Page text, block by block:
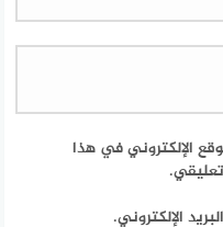
الإلكتروني في هذا
الإلكتروني.